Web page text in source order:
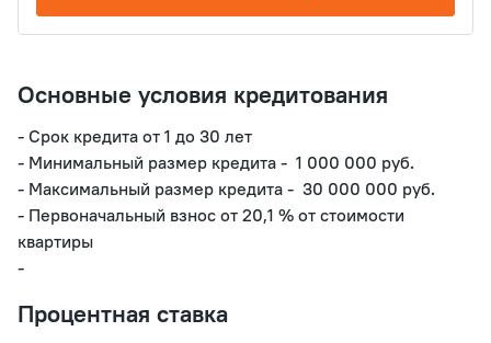
Основные условия кредитования
- Срок кредита от 1 до 30 лет
- Минимальный размер кредита -  1 000 000 руб.
- Максимальный размер кредита -  30 000 000 руб.
- Первоначальный взнос от 20,1 % от стоимости
квартиры
Процентная ставка